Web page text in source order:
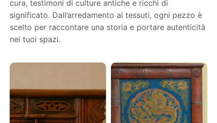
cura, testimoni di culture antiche e ricchi di
significato. Dall’arredamento ai tessuti, ogni pezzo è
scelto per raccontare una storia e portare autenticità
nei tuoi spazi.